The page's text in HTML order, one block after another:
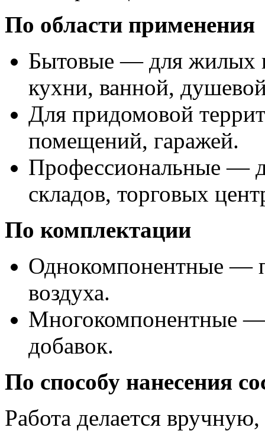
По области применения
Бытовые — для жилых
кухни, ванной,
Для придомовой
помещений, гаражей.
Профессиональные —
складов, торговых
По комплектации
Однокомпонентные —
воздуха.
Многокомпонентные
добавок.
По способу нанесения
Работа делается